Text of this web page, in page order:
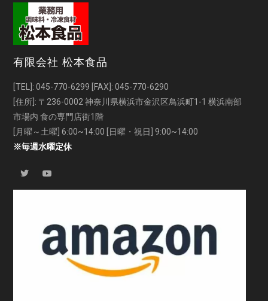
a
i
v
e
:
有限会社 松本食品
[TEL]:045-770-6299 [FAX]: 045-770-6290
[住所]: 〒236-0002 神奈川県横浜市金沢区鳥浜町1-1 横浜南部
市場内 食の専門店街1階
[月曜～土曜] 6:00~14:00 [日曜・祝日] 9:00~14:00
※毎週水曜定休